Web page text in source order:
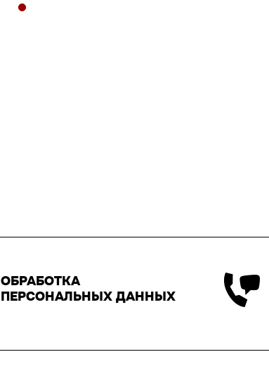
ОБРАБОТКА
ПЕРСОНАЛЬНЫХ ДАННЫХ